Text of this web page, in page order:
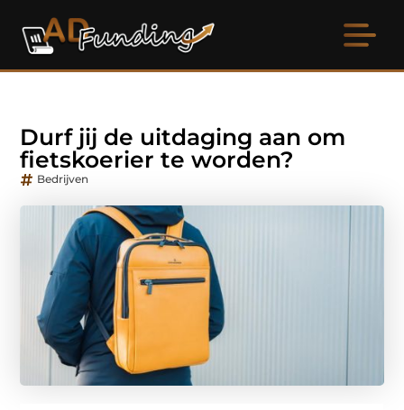
Durf jij de uitdaging aan om
fietskoerier te worden?
Bedrijven